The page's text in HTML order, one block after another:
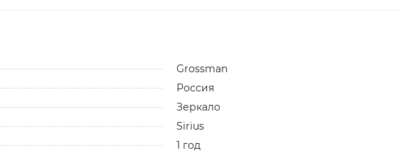
Grossman
Россия
Зеркало
Sirius
1 год